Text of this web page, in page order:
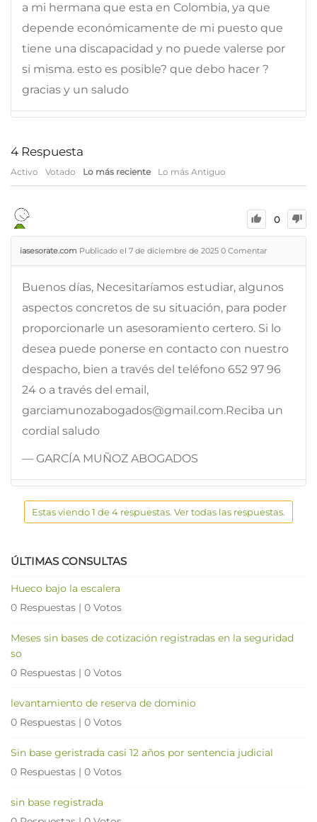
a mi hermana que esta en Colombia, ya que
depende económicamente de mi puesto que
tiene una discapacidad y no puede valerse por
si misma. esto es posible? que debo hacer ?
gracias y un saludo
4 Respuesta
Activo Votado Lo más reciente Lo más Antiguo
0
iasesorate.com Publicado el 7 de diciembre de 2025 0 Comentar
Buenos días, Necesitaríamos estudiar, algunos
aspectos concretos de su situación, para poder
proporcionarle un asesoramiento certero. Si lo
desea puede ponerse en contacto con nuestro
despacho, bien a través del teléfono 652 97 96
24 o a través del email,
garciamunozabogados@gmail.com.Reciba un
cordial saludo
— GARCÍA MUÑOZ ABOGADOS
Estas viendo 1 de 4 respuestas. Ver todas las respuestas.
ÚLTIMAS CONSULTAS
Hueco bajo la escalera
0 Respuestas | 0 Votos
Meses sin bases de cotización registradas en la seguridad
so
0 Respuestas | 0 Votos
levantamiento de reserva de dominio
0 Respuestas | 0 Votos
Sin base geristrada casi 12 años por sentencia judicial
0 Respuestas | 0 Votos
sin base registrada